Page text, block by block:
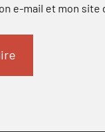
e-mail et mon